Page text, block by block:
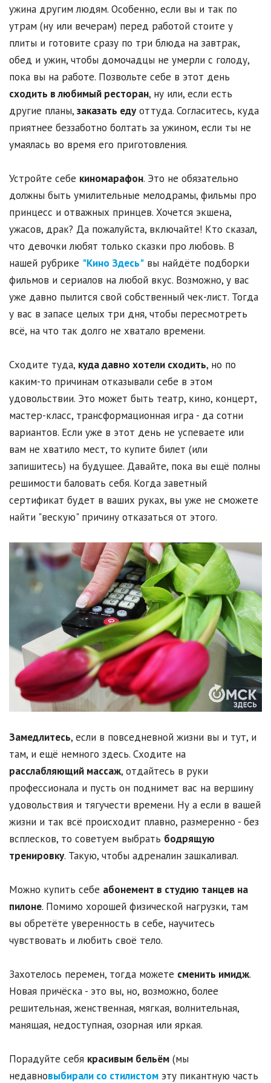
ужина другим людям. Особенно, если вы и так по
утрам (ну или вечерам) перед работой стоите у
плиты и готовите сразу по три блюда на завтрак,
обед и ужин, чтобы домочадцы не умерли с голоду,
пока вы на работе. Позвольте себе в этот день
сходить в любимый ресторан, ну или, если есть
другие планы, заказать еду оттуда. Согласитесь, куда
приятнее беззаботно болтать за ужином, если ты не
умаялась во время его приготовления.
Устройте себе киномарафон. Это не обязательно
должны быть умилительные мелодрамы, фильмы про
принцесс и отважных принцев. Хочется экшена,
ужасов, драк? Да пожалуйста, включайте! Кто сказал,
что девочки любят только сказки про любовь. В
нашей рубрике "Кино Здесь" вы найдёте подборки
фильмов и сериалов на любой вкус. Возможно, у вас
уже давно пылится свой собственный чек-лист. Тогда
у вас в запасе целых три дня, чтобы пересмотреть
всё, на что так долго не хватало времени.
Сходите туда, куда давно хотели сходить, но по
каким-то причинам отказывали себе в этом
удовольствии. Это может быть театр, кино, концерт,
мастер-класс, трансформационная игра - да сотни
вариантов. Если уже в этот день не успеваете или
вам не хватило мест, то купите билет (или
запишитесь) на будущее. Давайте, пока вы ещё полны
решимости баловать себя. Когда заветный
сертификат будет в ваших руках, вы уже не сможете
найти "вескую" причину отказаться от этого.
Замедлитесь, если в повседневной жизни вы и тут, и
там, и ещё немного здесь. Сходите на
расслабляющий массаж, отдайтесь в руки
профессионала и пусть он поднимет вас на вершину
удовольствия и тягучести времени. Ну а если в вашей
жизни и так всё происходит плавно, размеренно - без
всплесков, то советуем выбрать бодрящую
тренировку. Такую, чтобы адреналин зашкаливал.
Можно купить себе абонемент в студию танцев на
пилоне. Помимо хорошей физической нагрузки, там
вы обретёте уверенность в себе, научитесь
чувствовать и любить своё тело.
Захотелось перемен, тогда можете сменить имидж.
Новая причёска - это вы, но, возможно, более
решительная, женственная, мягкая, волнительная,
манящая, недоступная, озорная или яркая.
Порадуйте себя красивым бельём (мы
недавновыбирали со стилистом эту пикантную часть